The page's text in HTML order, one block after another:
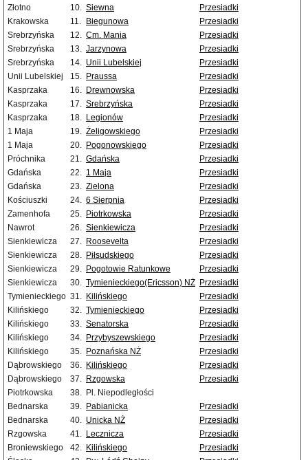
Złotno
10. Siewna
Przesiadki
Krakowska
11. Biegunowa
Przesiadki
Srebrzyńska
12. Cm. Mania
Przesiadki
Srebrzyńska
13. Jarzynowa
Przesiadki
Srebrzyńska
14. Unii Lubelskiej
Przesiadki
Unii Lubelskiej
15. Praussa
Przesiadki
Kasprzaka
16. Drewnowska
Przesiadki
Kasprzaka
17. Srebrzyńska
Przesiadki
Kasprzaka
18. Legionów
Przesiadki
1 Maja
19. Żeligowskiego
Przesiadki
1 Maja
20. Pogonowskiego
Przesiadki
Próchnika
21. Gdańska
Przesiadki
Gdańska
22. 1 Maja
Przesiadki
Gdańska
23. Zielona
Przesiadki
Kościuszki
24. 6 Sierpnia
Przesiadki
Zamenhofa
25. Piotrkowska
Przesiadki
Nawrot
26. Sienkiewicza
Przesiadki
Sienkiewicza
27. Roosevelta
Przesiadki
Sienkiewicza
28. Piłsudskiego
Przesiadki
Sienkiewicza
29. Pogotowie Ratunkowe
Przesiadki
Sienkiewicza
30. Tymienieckiego(Ericsson) NŻ Przesiadki
Tymienieckiego 31. Kilińskiego
Przesiadki
Kilińskiego
32. Tymienieckiego
Przesiadki
Kilińskiego
33. Senatorska
Przesiadki
Kilińskiego
34. Przybyszewskiego
Przesiadki
Kilińskiego
35. Poznańska NŻ
Przesiadki
Dąbrowskiego
36. Kilińskiego
Przesiadki
Dąbrowskiego
37. Rzgowska
Przesiadki
Piotrkowska
38. Pl. Niepodległości
Bednarska
39. Pabianicka
Przesiadki
Bednarska
40. Unicka NŻ
Przesiadki
Rzgowska
41. Lecznicza
Przesiadki
Broniewskiego
42. Kilińskiego
Przesiadki